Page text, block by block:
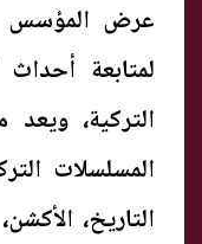
عرض المؤسس
لمتابعة
التركية،
المسلسلات
التاريخ،